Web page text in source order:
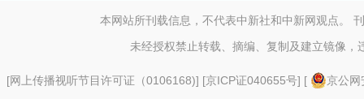
本网站所刊载信息，不代表中新社和中新网观点。
未经授权禁止转载、摘编、复制及建立镜像，
[网上传播视听节目许可证（0106168)] [京ICP证040655号] [
京公